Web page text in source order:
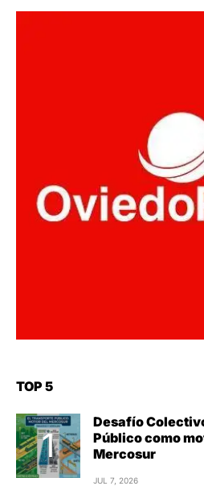
TOP 5
Desafío
Público como
Mercosur
JUL 7, 2026